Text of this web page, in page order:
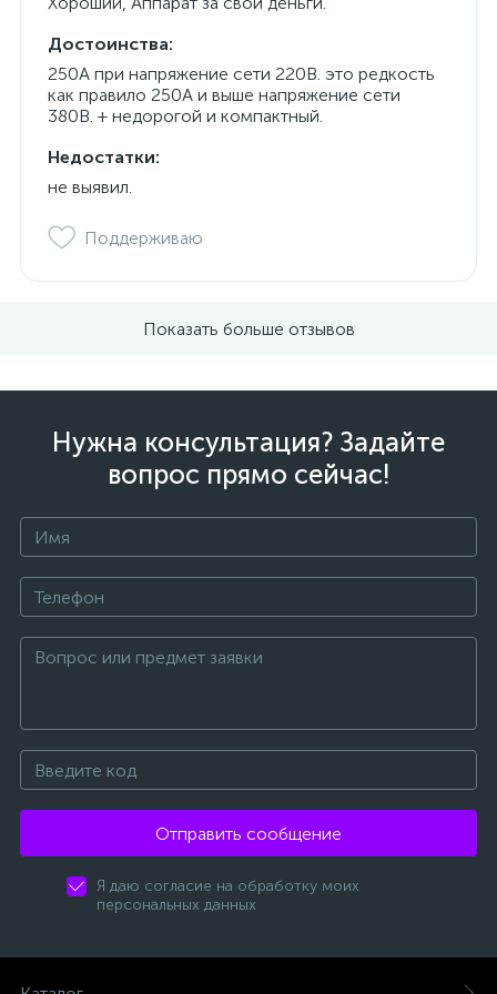
Достоинства:
250А при напряжение сети 220В. это редкость
как правило 250А и выше напряжение сети
380В. + недорогой и компактный.
Недостатки:
не выявил.
Поддерживаю
Показать больше отзывов
Нужна консультация? Задайте
вопрос прямо сейчас!
Отправить сообщение
Я даю согласие на обработку моих
персональных данных